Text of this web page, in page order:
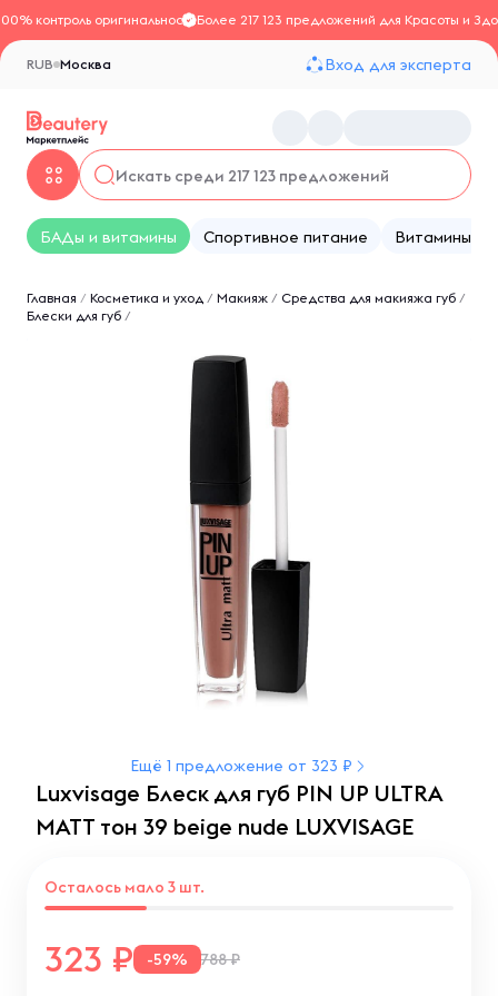
контроль оригинальностиБолее 217 123 предложений для Красоты и
Москва
RUB Вход для эксперта
БАДы и витамины Спортивное питание Витамины
Главная / Косметика и уход / Макияж / Средства для макияжа губ /
Блески для губ /
Ещё 1 предложение от 323 ₽
Luxvisage Блеск для губ PIN UP ULTRA
MATT тон 39 beige nude LUXVISAGE
323 -59% 788 ₽
Осталось мало 3 шт.